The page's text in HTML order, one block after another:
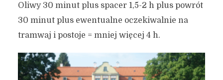
Oliwy 30 minut plus spacer 1,5-2 h plus powrót
30 minut plus ewentualne oczekiwalnie na
tramwaj i postoje = mniej więcej 4 h.